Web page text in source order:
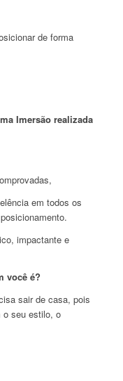
de forma
Imersão realizada
em todos os
impactante e
você é?
sair de casa, pois
o seu estilo, o